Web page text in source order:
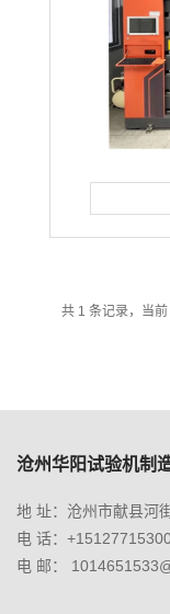
共 1 条记录，当
沧州华阳试验机制
地 址：沧州市献县河
电 话：
电 邮：